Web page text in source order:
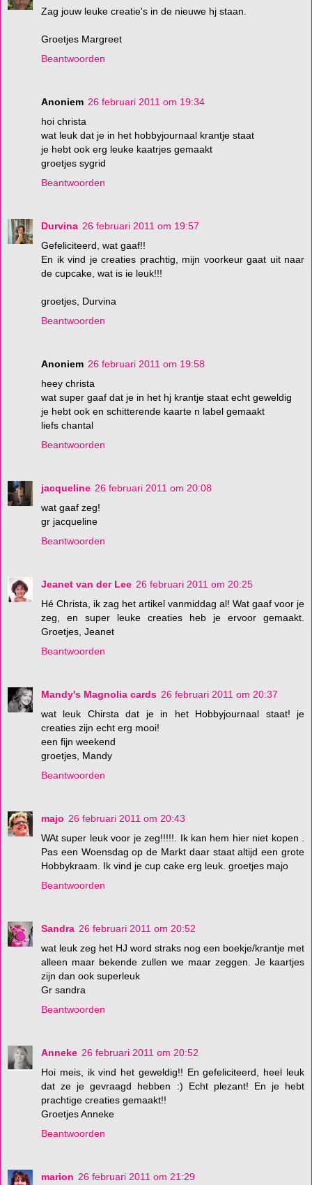
Zag jouw leuke creatie's in de nieuwe hj staan.
Groetjes Margreet
Beantwoorden
Anoniem 26 februari 2011 om 19:34
hoi christa
wat leuk dat je in het hobbyjournaal krantje staat
je hebt ook erg leuke kaatrjes gemaakt
groetjes sygrid
Beantwoorden
Durvina 26 februari 2011 om 19:57
Gefeliciteerd, wat gaaf!!
En ik vind je creaties prachtig, mijn voorkeur gaat uit naar
de cupcake, wat is ie leuk!!!
groetjes, Durvina
Beantwoorden
Anoniem 26 februari 2011 om 19:58
heey christa
wat super gaaf dat je in het hj krantje staat echt geweldig
je hebt ook en schitterende kaarte n label gemaakt
liefs chantal
Beantwoorden
jacqueline 26 februari 2011 om 20:08
wat gaaf zeg!
gr jacqueline
Beantwoorden
Jeanet van der Lee 26 februari 2011 om 20:25
Hé Christa, ik zag het artikel vanmiddag al! Wat gaaf voor je
zeg, en super leuke creaties heb je ervoor gemaakt.
Groetjes, Jeanet
Beantwoorden
Mandy's Magnolia cards 26 februari 2011 om 20:37
wat leuk Chirsta dat je in het Hobbyjournaal staat! je
creaties zijn echt erg mooi!
een fijn weekend
groetjes, Mandy
Beantwoorden
majo 26 februari 2011 om 20:43
WAt super leuk voor je zeg!!!!!. Ik kan hem hier niet kopen .
Pas een Woensdag op de Markt daar staat altijd een grote
Hobbykraam. Ik vind je cup cake erg leuk. groetjes majo
Beantwoorden
Sandra 26 februari 2011 om 20:52
wat leuk zeg het HJ word straks nog een boekje/krantje met
alleen maar bekende zullen we maar zeggen. Je kaartjes
zijn dan ook superleuk
Gr sandra
Beantwoorden
Anneke 26 februari 2011 om 20:52
Hoi meis, ik vind het geweldig!! En gefeliciteerd, heel leuk
dat ze je gevraagd hebben :) Echt plezant! En je hebt
prachtige creaties gemaakt!!
Groetjes Anneke
Beantwoorden
marion 26 februari 2011 om 21:29